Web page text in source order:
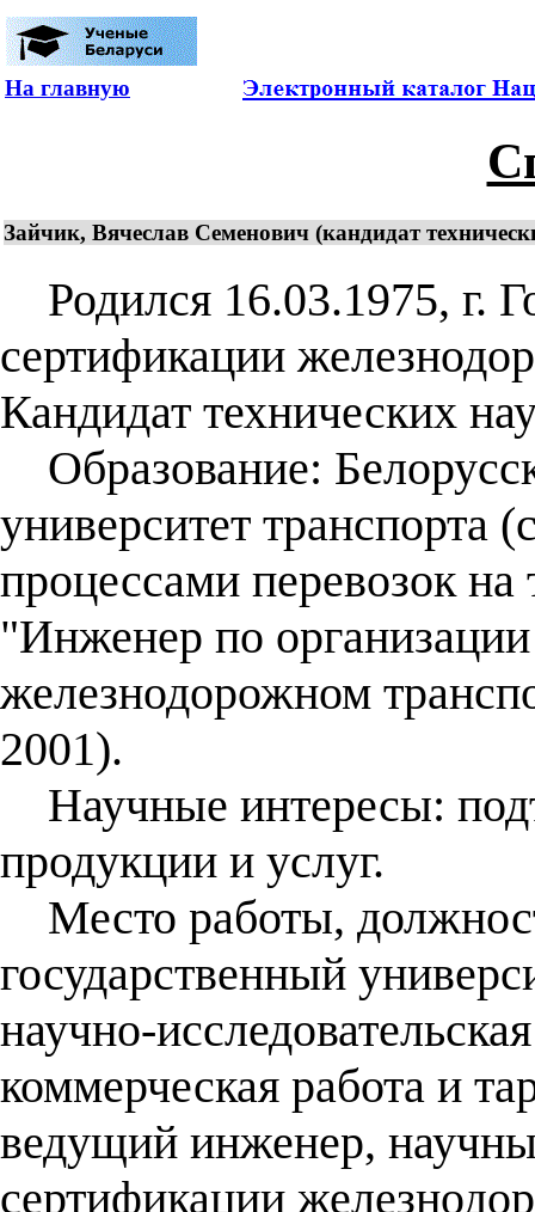
На главную
Зайчик, Вячеслав Семенович (кандидат
Родился 16.03.1975, г.
сертификации
Кандидат технических
Образование:
университет транспорта
процессами перевозок
"Инженер по
железнодорожном
2001).
Научные интересы:
продукции и услуг.
Место работы,
государственный
научно-
коммерческая работа и
ведущий инженер,
сертификации